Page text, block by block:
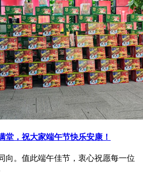
堂，祝大家端午节快乐安康！
向。值此端午佳节，衷心祝愿每一位